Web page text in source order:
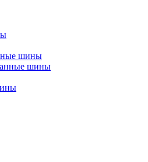
шины
шины